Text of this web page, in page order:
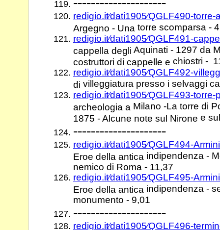
redigio.it⁄dati1905⁄QGLF490-
Argegno - Una torre scomparsa -
redigio.it⁄dati1905⁄QGLF491-
cappella degli Aquinati - 1297 da
costruttori di cappelle e chiostri -
redigio.it⁄dati1905⁄QGLF492-
di villeggiatura presso i selvaggi
redigio.it⁄dati1905⁄QGLF493-
archeologia a Milano -La torre di
1875 - Alcune note sul Nirone e
---------------------
redigio.it⁄dati1905⁄QGLF494-
Eroe della antica indipendenza -
nemico di Roma - 11,37
redigio.it⁄dati1905⁄QGLF495-
Eroe della antica indipendenza -
monumento - 9,01
---------------------
redigio.it⁄dati1905⁄QGLF496-